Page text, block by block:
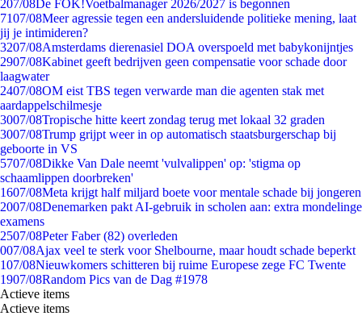
207/08De FOK!Voetbalmanager 2026/2027 is begonnen
7107/08Meer agressie tegen een andersluidende politieke mening, laat
jij je intimideren?
3207/08Amsterdams dierenasiel DOA overspoeld met babykonijntjes
2907/08Kabinet geeft bedrijven geen compensatie voor schade door
laagwater
2407/08OM eist TBS tegen verwarde man die agenten stak met
aardappelschilmesje
3007/08Tropische hitte keert zondag terug met lokaal 32 graden
3007/08Trump grijpt weer in op automatisch staatsburgerschap bij
geboorte in VS
5707/08Dikke Van Dale neemt 'vulvalippen' op: 'stigma op
schaamlippen doorbreken'
1607/08Meta krijgt half miljard boete voor mentale schade bij jongeren
2007/08Denemarken pakt AI-gebruik in scholen aan: extra mondelinge
examens
2507/08Peter Faber (82) overleden
007/08Ajax veel te sterk voor Shelbourne, maar houdt schade beperkt
107/08Nieuwkomers schitteren bij ruime Europese zege FC Twente
1907/08Random Pics van de Dag #1978
Actieve items
Actieve items